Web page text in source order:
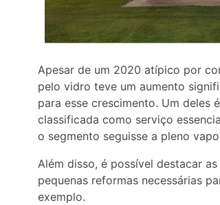
Apesar de um 2020 atípico por
pelo vidro teve um aumento
para esse crescimento. Um deles
classificada como serviço
o segmento seguisse a pleno
Além disso, é possível destacar
pequenas reformas necessárias
exemplo.